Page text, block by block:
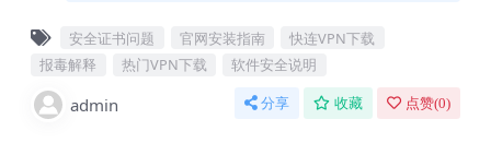
安全证书问题 官网安装指南
快连VPN下载
报毒解释
热门VPN下载 软件安全说明
admin 分享 收藏 点赞(0)